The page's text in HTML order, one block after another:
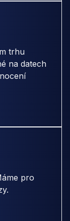
trhu
na datech
pro